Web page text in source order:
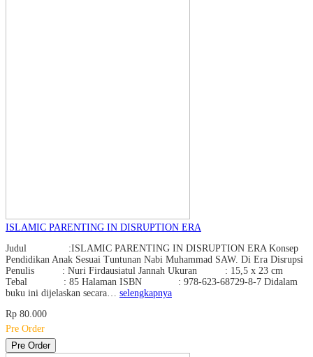
ISLAMIC PARENTING IN DISRUPTION ERA
Judul :ISLAMIC PARENTING IN DISRUPTION ERA Konsep
Pendidikan Anak Sesuai Tuntunan Nabi Muhammad SAW. Di Era Disrupsi
Penulis : Nuri Firdausiatul Jannah Ukuran : 15,5 x 23 cm
Tebal : 85 Halaman ISBN : 978-623-68729-8-7 Didalam
buku ini dijelaskan secara… selengkapnya
Rp 80.000
Pre Order
Pre Order